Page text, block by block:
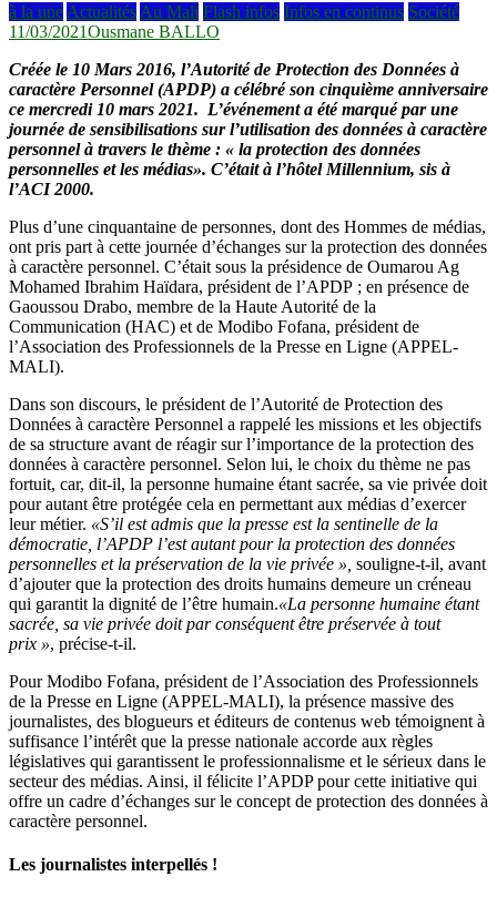
à la une Actualités Au Mali Flash infos Infos en continus Société
11/03/2021Ousmane BALLO
Créée le 10 Mars 2016, l’Autorité de Protection des Données à
caractère Personnel (APDP) a célébré son cinquième anniversaire
ce mercredi 10 mars 2021. L’événement a été marqué par une
journée de sensibilisations sur l’utilisation des données à caractère
personnel à travers le thème : « la protection des données
personnelles et les médias». C’était à l’hôtel Millennium, sis à
l’ACI 2000.
Plus d’une cinquantaine de personnes, dont des Hommes de médias,
ont pris part à cette journée d’échanges sur la protection des données
à caractère personnel. C’était sous la présidence de Oumarou Ag
Mohamed Ibrahim Haïdara, président de l’APDP ; en présence de
Gaoussou Drabo, membre de la Haute Autorité de la
Communication (HAC) et de Modibo Fofana, président de
l’Association des Professionnels de la Presse en Ligne (APPEL-
MALI).
Dans son discours, le président de l’Autorité de Protection des
Données à caractère Personnel a rappelé les missions et les objectifs
de sa structure avant de réagir sur l’importance de la protection des
données à caractère personnel. Selon lui, le choix du thème ne pas
fortuit, car, dit-il, la personne humaine étant sacrée, sa vie privée doit
pour autant être protégée cela en permettant aux médias d’exercer
leur métier. «S’il est admis que la presse est la sentinelle de la
démocratie, l’APDP l’est autant pour la protection des données
personnelles et la préservation de la vie privée », souligne-t-il, avant
d’ajouter que la protection des droits humains demeure un créneau
qui garantit la dignité de l’être humain.«La personne humaine étant
sacrée, sa vie privée doit par conséquent être préservée à tout
prix », précise-t-il.
Pour Modibo Fofana, président de l’Association des Professionnels
de la Presse en Ligne (APPEL-MALI), la présence massive des
journalistes, des blogueurs et éditeurs de contenus web témoignent à
suffisance l’intérêt que la presse nationale accorde aux règles
législatives qui garantissent le professionnalisme et le sérieux dans le
secteur des médias. Ainsi, il félicite l’APDP pour cette initiative qui
offre un cadre d’échanges sur le concept de protection des données à
caractère personnel.
Les journalistes interpellés !